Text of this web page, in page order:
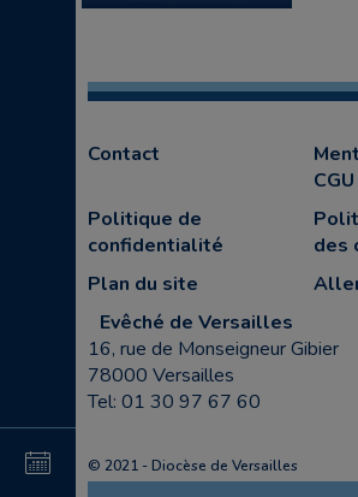
au
Contact
CGU
Politique de
confidentialité
des
Plan du site
Evêché de Versailles
16, rue de Monseigneur Gibier
78000 Versailles
Tel: 01 30 97 67 60
© 2021 - Diocèse de Versailles